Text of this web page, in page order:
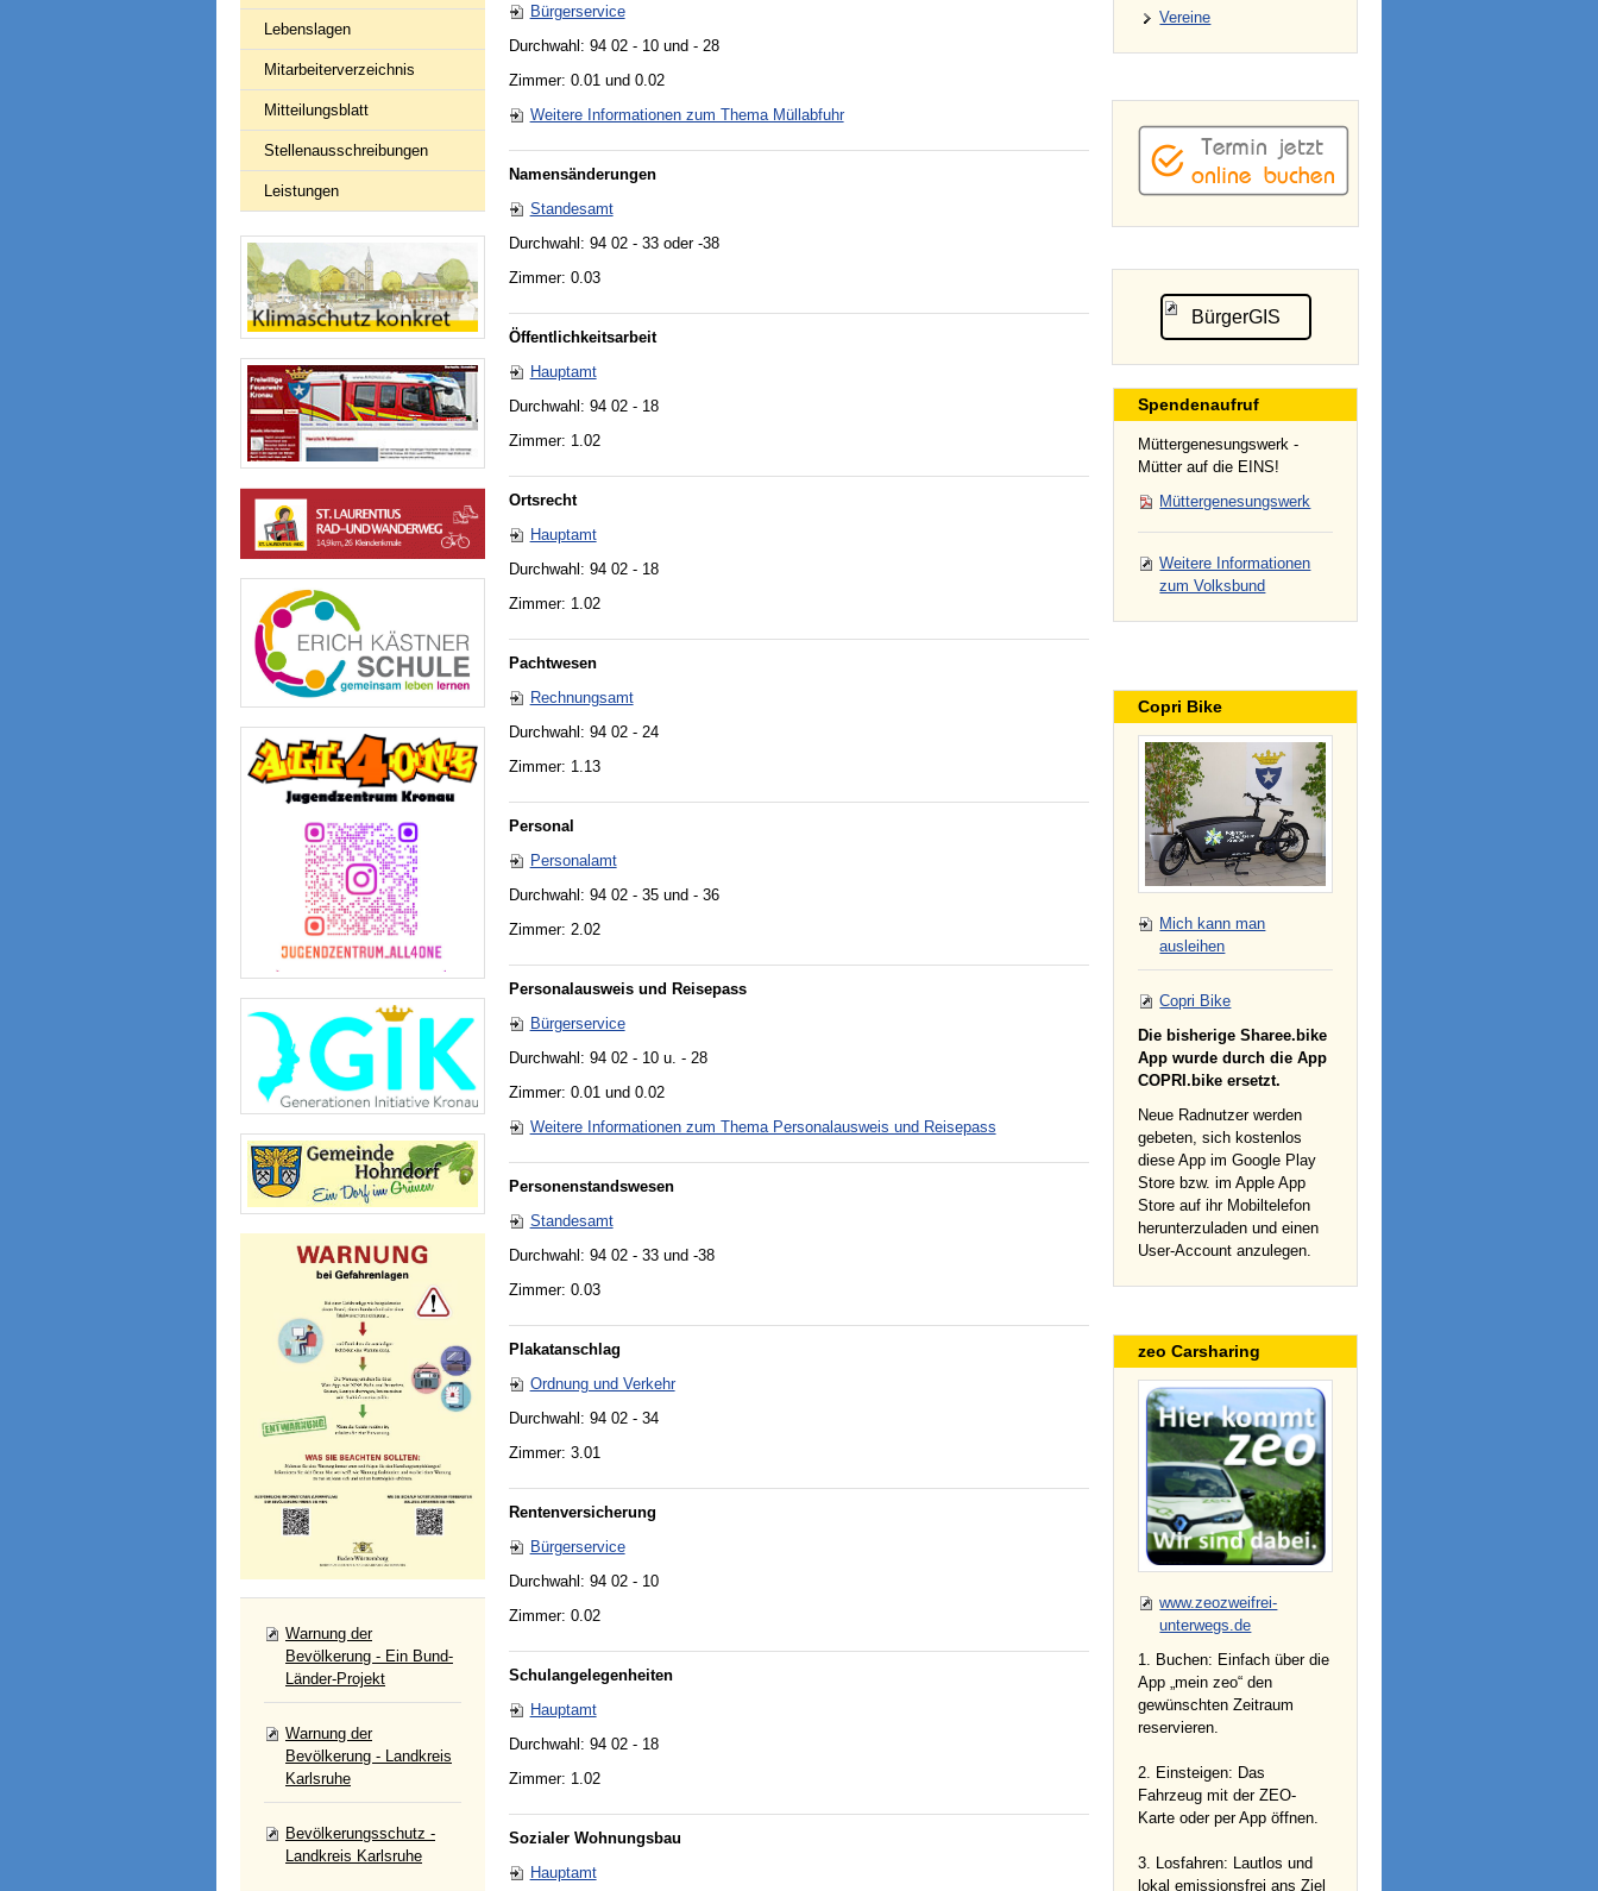
Lebenslagen
Mitarbeiterverzeichnis
Mitteilungsblatt
Stellenausschreibungen
Leistungen
Warnung der
Bevölkerung - Ein Bund-
Länder-Projekt
Warnung der
Bevölkerung - Landkreis
Karlsruhe
Bevölkerungsschutz -
Landkreis Karlsruhe
Bürgerservice
Durchwahl: 94 02 - 10 und - 28
Zimmer: 0.01 und 0.02
Weitere Informationen zum Thema Müllabfuhr
Namensänderungen
Standesamt
Durchwahl: 94 02 - 33 oder -38
Zimmer: 0.03
Öffentlichkeitsarbeit
Hauptamt
Durchwahl: 94 02 - 18
Zimmer: 1.02
Ortsrecht
Hauptamt
Durchwahl: 94 02 - 18
Zimmer: 1.02
Pachtwesen
Rechnungsamt
Durchwahl: 94 02 - 24
Zimmer: 1.13
Personal
Personalamt
Durchwahl: 94 02 - 35 und - 36
Zimmer: 2.02
Personalausweis und Reisepass
Bürgerservice
Durchwahl: 94 02 - 10 u. - 28
Zimmer: 0.01 und 0.02
Weitere Informationen zum Thema Personalausweis und Reisepass
Personenstandswesen
Standesamt
Durchwahl: 94 02 - 33 und -38
Zimmer: 0.03
Plakatanschlag
Ordnung und Verkehr
Durchwahl: 94 02 - 34
Zimmer: 3.01
Rentenversicherung
Bürgerservice
Durchwahl: 94 02 - 10
Zimmer: 0.02
Schulangelegenheiten
Hauptamt
Durchwahl: 94 02 - 18
Zimmer: 1.02
Sozialer Wohnungsbau
Hauptamt
Vereine
BürgerGIS
Spendenaufruf
Müttergenesungswerk -
Mütter auf die EINS!
Müttergenesungswerk
Weitere Informationen
zum Volksbund
Copri Bike
Mich kann man
ausleihen
Copri Bike
Die bisherige Sharee.bike
App wurde durch die App
COPRI.bike ersetzt.
Neue Radnutzer werden
gebeten, sich kostenlos
diese App im Google Play
Store bzw. im Apple App
Store auf ihr Mobiltelefon
herunterzuladen und einen
User-Account anzulegen.
zeo Carsharing
www.zeozweifrei-
unterwegs.de
1. Buchen: Einfach über die
App „mein zeo“ den
gewünschten Zeitraum
reservieren.
2. Einsteigen: Das
Fahrzeug mit der ZEO-
Karte oder per App öffnen.
3. Losfahren: Lautlos und
lokal emissionsfrei ans Ziel